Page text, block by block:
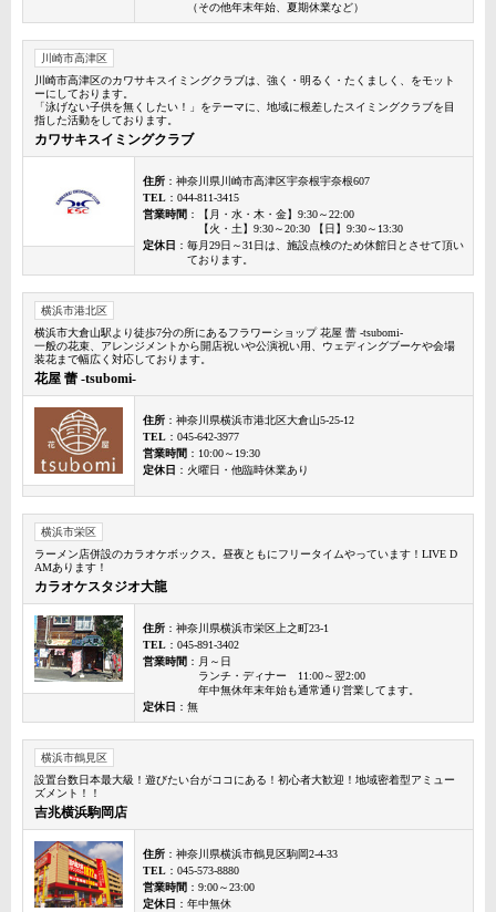
（その他年末年始、夏期休業など）
川崎市高津区
川崎市高津区のカワサキスイミングクラブは、強く・明るく・たくましく、をモット
ーにしております。
「泳げない子供を無くしたい！」をテーマに、地域に根差したスイミングクラブを目
指した活動をしております。
カワサキスイミングクラブ
住所 ：神奈川県川崎市高津区宇奈根宇奈根607
TEL ：044-811-3415
営業時間 ：【月・水・木・金】9:30～22:00
【火・土】9:30～20:30 【日】9:30～13:30
定休日 ：毎月29日～31日は、施設点検のため休館日とさせて頂い
ております。
横浜市港北区
横浜市大倉山駅より徒歩7分の所にあるフラワーショップ 花屋 蕾 -tsubomi-
一般の花束、アレンジメントから開店祝いや公演祝い用、ウェディングブーケや会場
装花まで幅広く対応しております。
花屋 蕾 -tsubomi-
住所 ：神奈川県横浜市港北区大倉山5-25-12
TEL ：045-642-3977
営業時間 ：10:00～19:30
定休日 ：火曜日・他臨時休業あり
横浜市栄区
ラーメン店併設のカラオケボックス。昼夜ともにフリータイムやっています！LIVE D
AMあります！
カラオケスタジオ大龍
住所 ：神奈川県横浜市栄区上之町23-1
TEL ：045-891-3402
営業時間 ：月～日
ランチ・ディナー 11:00～翌2:00
年中無休年末年始も通常通り営業してます。
定休日 ：無
横浜市鶴見区
設置台数日本最大級！遊びたい台がココにある！初心者大歓迎！地域密着型アミュー
ズメント！！
吉兆横浜駒岡店
住所 ：神奈川県横浜市鶴見区駒岡2-4-33
TEL ：045-573-8880
営業時間 ：9:00～23:00
定休日 ：年中無休